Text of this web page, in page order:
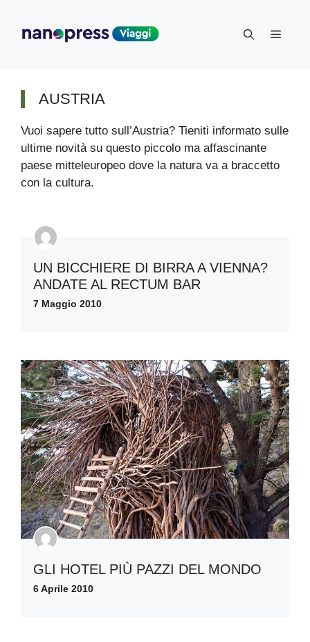
contenuto
Menu
AUSTRIA
Vuoi sapere tutto sull’Austria? Tieniti informato sulle
ultime novità su questo piccolo ma affascinante
paese mitteleuropeo dove la natura va a braccetto
con la cultura.
UN BICCHIERE DI BIRRA A VIENNA?
ANDATE AL RECTUM BAR
7 Maggio 2010
GLI HOTEL PIÙ PAZZI DEL MONDO
6 Aprile 2010